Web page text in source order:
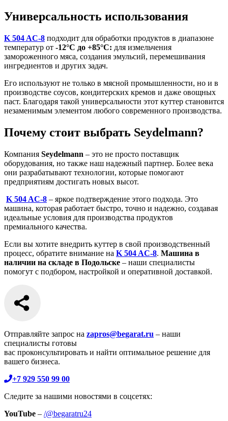
Универсальность использования
K 504 AC-8 подходит для обработки продуктов в диапазоне
температур от -12°C до +85°C: для измельчения
замороженного мяса, создания эмульсий, перемешивания
ингредиентов и других задач.
Его используют не только в мясной промышленности, но и в
производстве соусов, кондитерских кремов и даже овощных
паст. Благодаря такой универсальности этот куттер становится
незаменимым элементом любого современного производства.
Почему стоит выбрать Seydelmann?
Компания Seydelmann – это не просто поставщик
оборудования, но также наш надежный партнер. Более века
они разрабатывают технологии, которые помогают
предприятиям достигать новых высот.
K 504 AC-8 – яркое подтверждение этого подхода. Это
машина, которая работает быстро, точно и надежно, создавая
идеальные условия для производства продуктов
премиального качества.
Если вы хотите внедрить куттер в свой производственный
процесс, обратите внимание на K 504 AC-8. Машина в
наличии на складе в Подольске – наши специалисты
помогут с подбором, настройкой и оперативной доставкой.
Отправляйте запрос на zapros@begarat.ru – наши
специалисты готовы
вас проконсультировать и найти оптимальное решение для
вашего бизнеса.
+7 929 550 99 00
Следите за нашими новостями в соцсетях:
YouTube – /@begaratru24